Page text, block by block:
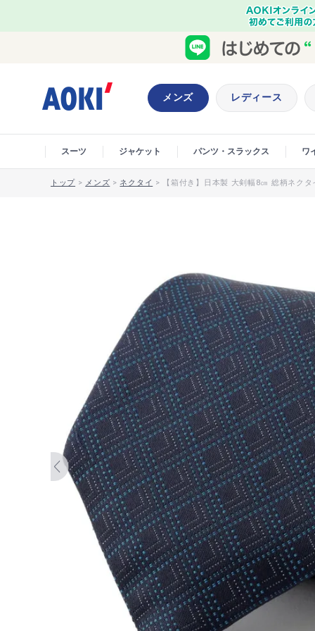
メンズ レディース
スーツ ジャケット パンツ・スラックス ワ
トップ > メンズ > ネクタイ > 【箱付き】日本製 大剣幅8㎝ 総柄ネク